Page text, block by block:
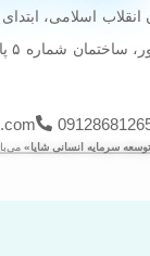
ابتدای کارگر
حميدرضا حسينعلي‌پور،
شایا»می‌باشد، و هرگونه